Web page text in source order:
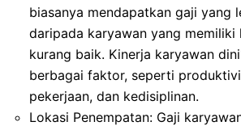
biasanya mendapatkan gaji yang
daripada karyawan yang memiliki
kurang baik. Kinerja karyawan
berbagai faktor, seperti
pekerjaan, dan kedisiplinan.
Lokasi Penempatan: Gaji